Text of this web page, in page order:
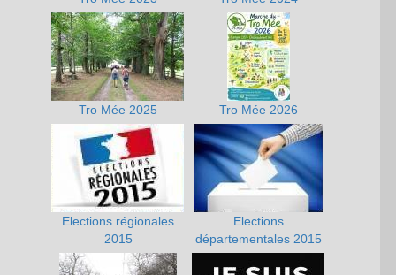
Tro Mée 2025 Tro Mée 2026
Elections régionales
2015
Elections
départementales 2015